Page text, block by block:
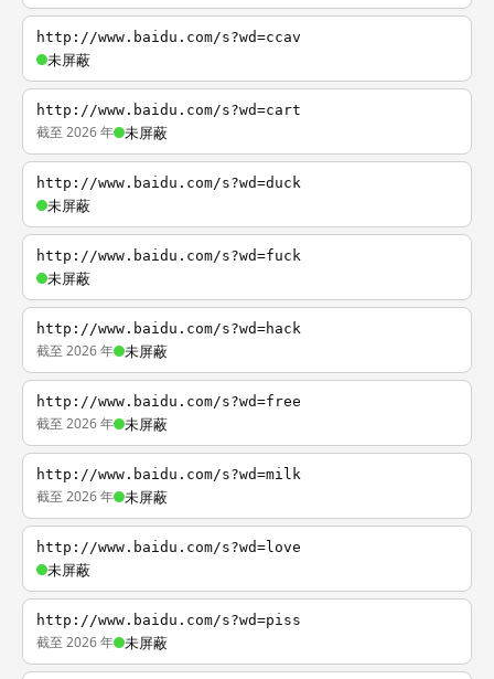
http://www.baidu.com/s?wd=ccav
未屏蔽
http://www.baidu.com/s?wd=cart
截至 2026 年 未屏蔽
http://www.baidu.com/s?wd=duck
未屏蔽
http://www.baidu.com/s?wd=fuck
未屏蔽
http://www.baidu.com/s?wd=hack
截至 2026 年 未屏蔽
http://www.baidu.com/s?wd=free
截至 2026 年 未屏蔽
http://www.baidu.com/s?wd=milk
截至 2026 年 未屏蔽
http://www.baidu.com/s?wd=love
未屏蔽
http://www.baidu.com/s?wd=piss
截至 2026 年 未屏蔽